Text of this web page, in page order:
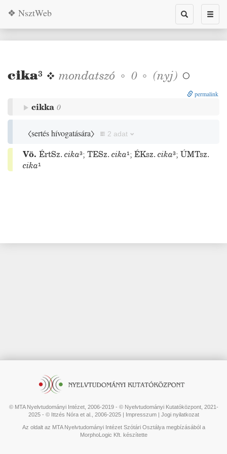
Toggle
search
❖ NsztWeb
cika³ ❖ mondatszó ◦ 0◦ (nyj) 
permalink
cikka 0
〈sertés hívogatására〉 2 adat
Vö. ÉrtSz. cika³; TESz. cika¹; ÉKsz. cika³; ÚMTsz.
cika¹
© MTA Nyelvtudományi Intézet, 2006-2019 - © Nyelvtudományi Kutatóközpont, 2021-
2025 - © Ittzés Nóra et al., 2006-2025 | Impresszum| Jogi nyilatkozat
Az oldalt az MTA Nyelvtudományi Intézet Szótári Osztálya megbízásából a
MorphoLogic Kft. készítette